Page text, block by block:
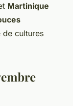
Martinique
cultures